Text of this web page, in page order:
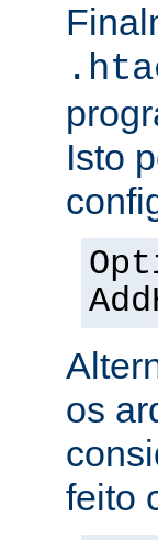
Isto
os
feito